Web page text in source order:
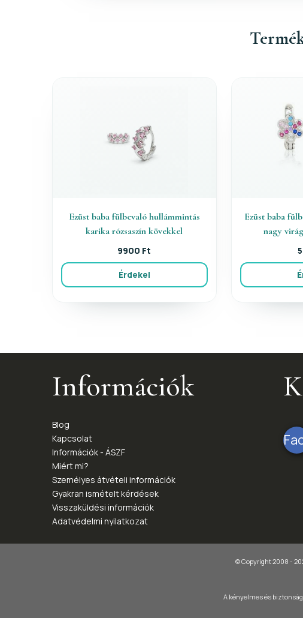
Ezüst baba fülbevaló hullámmintás
karika rózsaszín kövekkel
9900 Ft
Érdekel
Ezüst baba
nagy
Információk
Blog
Kapcsolat
Információk - ÁSZF
Miért mi?
Személyes átvételi információk
Gyakran ismételt kérdések
Visszaküldési információk
Adatvédelmi nyilatkozat
© Copyright 2008 -
A kényelmes és